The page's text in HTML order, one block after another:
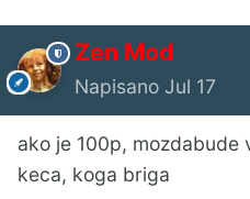
Zen Mod
Napisano Jul 17
ako je 100p,
keca, koga briga